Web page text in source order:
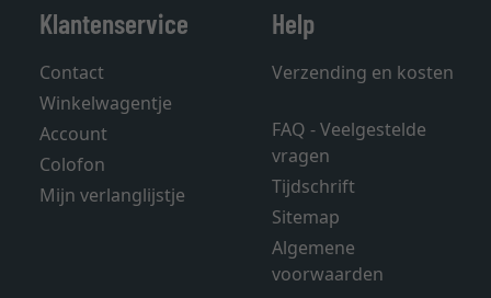
Klantenservice
Contact
Winkelwagentje
Account
Colofon
Mijn verlanglijstje
Help
Verzending en kosten
FAQ - Veelgestelde
vragen
Tijdschrift
Sitemap
Algemene
voorwaarden